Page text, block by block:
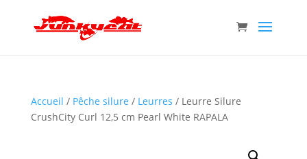
Accueil / Pêche silure / Leurres / Leurre Silure
CrushCity Curl 12,5 cm Pearl White RAPALA